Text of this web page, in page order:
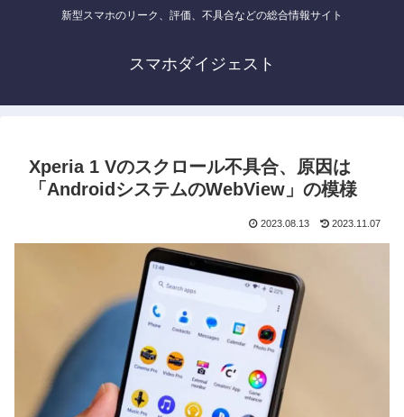
新型スマホのリーク、評価、不具合などの総合情報サイト
スマホダイジェスト
Xperia 1 Vのスクロール不具合、原因は
「AndroidシステムのWebView」の模様
2023.08.13 2023.11.07